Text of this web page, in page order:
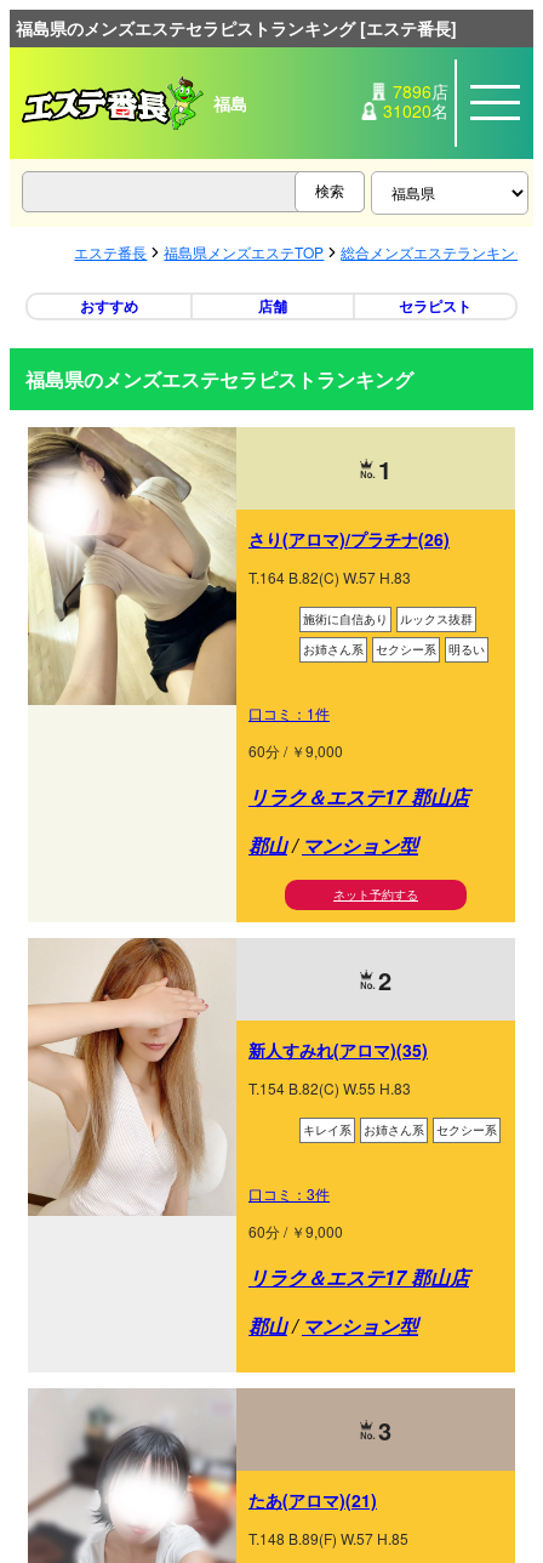
福島県のメンズエステセラピストランキング [エステ番長]
福島 7896店
31020名
エステ番長 福島県メンズエステTOP 総合メンズエステランキング
おすすめ 店舗 セラピスト
福島県のメンズエステセラピストランキング
1
さり(アロマ)/プラチナ(26)
T.164 B.82(C) W.57 H.83
施術に自信あり
ルックス抜群
お姉さん系
セクシー系 明るい
口コミ：1件
60分 / ￥9,000
リラク＆エステ17 郡山店
郡山/ マンション型
ネット予約する
2
新人すみれ(アロマ)(35)
T.154 B.82(C) W.55 H.83
キレイ系 お姉さん系 セクシー系
口コミ：3件
60分 / ￥9,000
リラク＆エステ17 郡山店
郡山/ マンション型
3
たあ(アロマ)(21)
T.148 B.89(F) W.57 H.85